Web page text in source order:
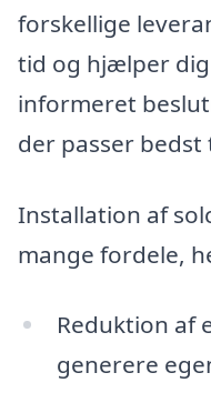
forskellige
tid og hjælper
informeret
der passer bedst
Installation af
mange fordele,
Reduktion af
generere